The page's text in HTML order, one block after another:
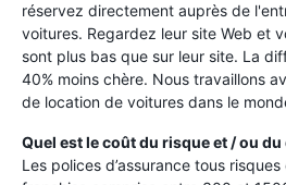
réservez directement auprès de
voitures. Regardez leur site Web et
sont plus bas que sur leur site. La
40% moins chère. Nous travaillons
de location de voitures dans le
Quel est le coût du risque et / ou
Les polices d’assurance tous